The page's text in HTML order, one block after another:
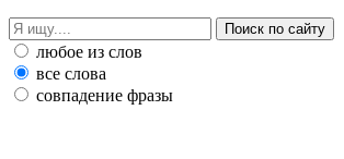
любое из слов
все слова
совпадение фразы